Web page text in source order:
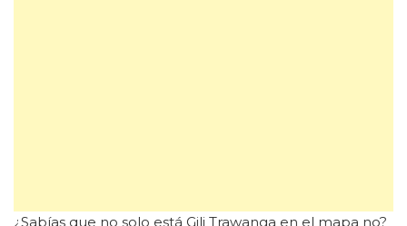
¿Sabías que no solo está Gili Trawanga en el mapa no?